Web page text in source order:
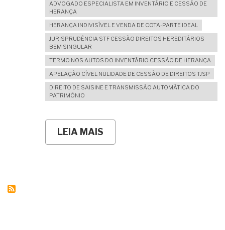
ADVOGADO ESPECIALISTA EM INVENTÁRIO E CESSÃO DE
HERANÇA
HERANÇA INDIVISÍVEL E VENDA DE COTA-PARTE IDEAL
JURISPRUDÊNCIA STF CESSÃO DIREITOS HEREDITÁRIOS
BEM SINGULAR
TERMO NOS AUTOS DO INVENTÁRIO CESSÃO DE HERANÇA
APELAÇÃO CÍVEL NULIDADE DE CESSÃO DE DIREITOS TJSP
DIREITO DE SAISINE E TRANSMISSÃO AUTOMÁTICA DO
PATRIMÔNIO
LEIA MAIS
NÃO